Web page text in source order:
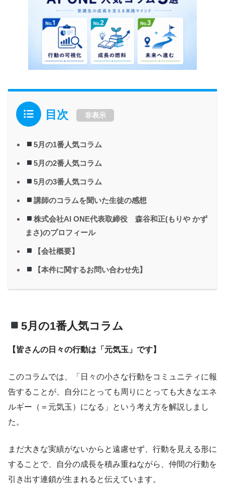
目次 非表示
5月の1番人気コラム
5月の2番人気コラム
5月の3番人気コラム
講師のコラムを聞いた生徒の感想
株式会社AI ONE代表取締役 森谷和正(もりや かず
まさ)のプロフィール
【会社概要】
【本件に関するお問い合わせ先】
5月の1番人気コラム
【皆さんの日々の行動は「元気玉」です】
このコラムでは、「日々の小さな行動をコミュニティに報
告することが、自分にとっても周りにとっても大きなエネ
ルギー（＝元気玉）になる」という考え方を解説しまし
た。
まだ大きな実績がないからと遠慮せず、行動を見える形に
することで、自分の成長を積み重ねながら、仲間の行動を
引き出す連鎖が生まれると伝えています。